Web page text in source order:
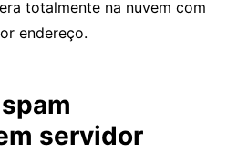
totalmente na nuvem com
endereço.
servidor